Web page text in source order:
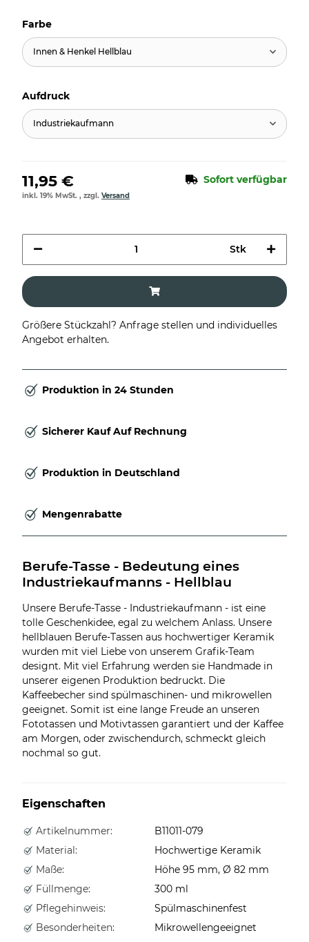
Farbe
Innen & Henkel Hellblau
Aufdruck
Industriekaufmann
11,95 € Sofort verfügbar
inkl. 19% MwSt. , zzgl. Versand
Stk
Größere Stückzahl? Anfrage stellen und individuelles
Angebot erhalten.
Produktion in 24 Stunden
Sicherer Kauf Auf Rechnung
Produktion in Deutschland
Mengenrabatte
Berufe-Tasse - Bedeutung eines
Industriekaufmanns - Hellblau
Unsere Berufe-Tasse - Industriekaufmann - ist eine
tolle Geschenkidee, egal zu welchem Anlass. Unsere
hellblauen Berufe-Tassen aus hochwertiger Keramik
wurden mit viel Liebe von unserem Grafik-Team
designt. Mit viel Erfahrung werden sie Handmade in
unserer eigenen Produktion bedruckt. Die
Kaffeebecher sind spülmaschinen- und mikrowellen
geeignet. Somit ist eine lange Freude an unseren
Fototassen und Motivtassen garantiert und der Kaffee
am Morgen, oder zwischendurch, schmeckt gleich
nochmal so gut.
Eigenschaften
Artikelnummer:
B11011-079
Material:
Hochwertige Keramik
Maße:
Höhe 95 mm, Ø 82 mm
Füllmenge:
300 ml
Pflegehinweis:
Spülmaschinenfest
Besonderheiten:
Mikrowellengeeignet